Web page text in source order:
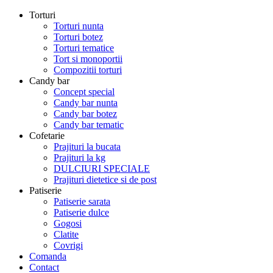
Torturi
Torturi nunta
Torturi botez
Torturi tematice
Tort si monoportii
Compozitii torturi
Candy bar
Concept special
Candy bar nunta
Candy bar botez
Candy bar tematic
Cofetarie
Prajituri la bucata
Prajituri la kg
DULCIURI SPECIALE
Prajituri dietetice si de post
Patiserie
Patiserie sarata
Patiserie dulce
Gogosi
Clatite
Covrigi
Comanda
Contact